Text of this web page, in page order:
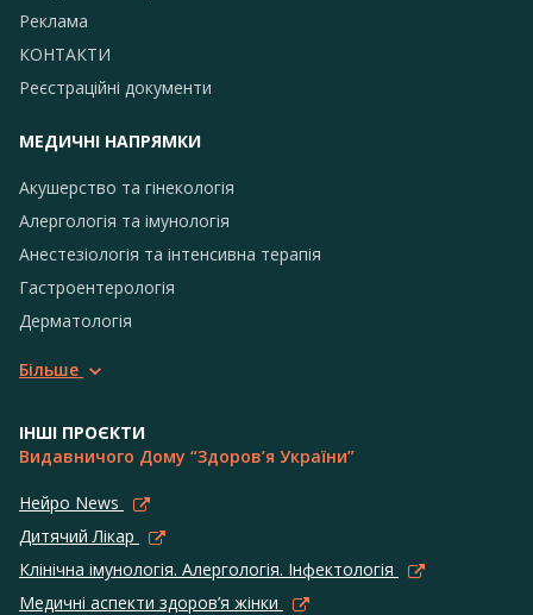
Реклама
КОНТАКТИ
Реєстраційні документи
МЕДИЧНІ НАПРЯМКИ
Акушерство та гінекологія
Алергологія та імунологія
Анестезіологія та інтенсивна терапія
Гастроентерологія
Дерматологія
Більше
ІНШІ ПРОЄКТИ
Видавничого Дому “Здоров’я України”
Нейро News
Дитячий Лікар
Клінічна імунологія. Алергологія. Інфектологія
Медичні аспекти здоров’я жінки